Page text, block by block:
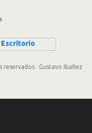
Escritorio
· Gustavo Ibañez